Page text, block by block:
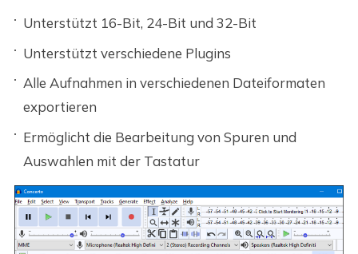
Unterstützt 16-Bit, 24-Bit und 32-Bit
Unterstützt verschiedene Plugins
Alle Aufnahmen in verschiedenen Dateiformaten
exportieren
Ermöglicht die Bearbeitung von Spuren und
Auswahlen mit der Tastatur